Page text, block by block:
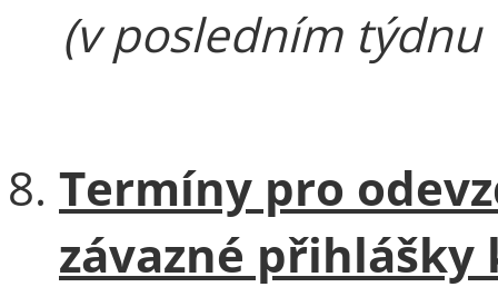
(v posledním
Termíny pro
závazné přihlášky